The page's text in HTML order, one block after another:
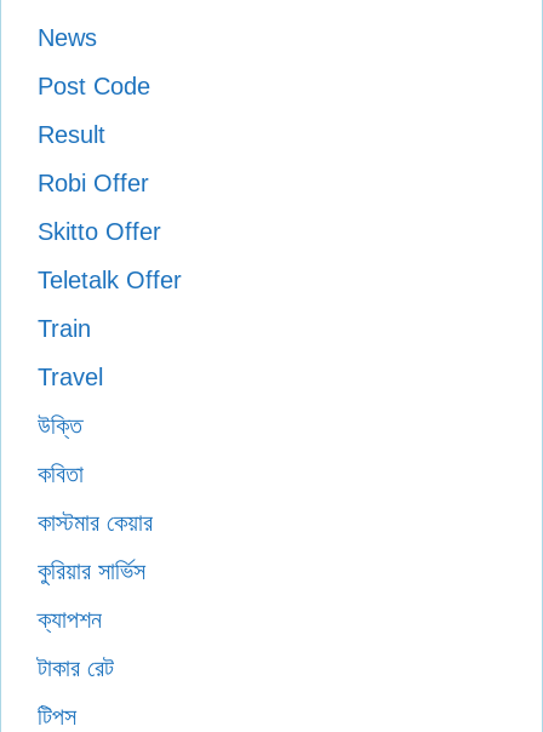
News
Post Code
Result
Robi Offer
Skitto Offer
Teletalk Offer
Train
Travel
উক্তি
কবিতা
কাস্টমার কেয়ার
কুরিয়ার সার্ভিস
ক্যাপশন
টাকার রেট
টিপস